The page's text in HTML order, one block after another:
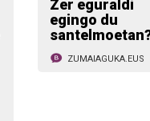
Zer eguraldi
egingo du
ZUMAIAGUKA.EUS